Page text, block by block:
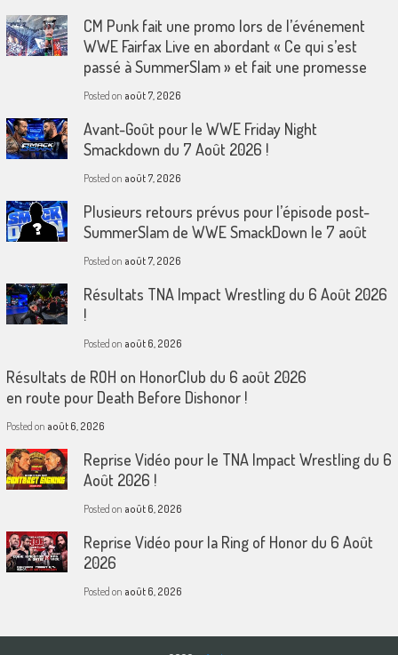
CM Punk fait une promo lors de l’événement
WWE Fairfax Live en abordant « Ce qui s’est
passé à SummerSlam » et fait une promesse
Posted on août 7, 2026
Avant-Goût pour le WWE Friday Night
Smackdown du 7 Août 2026 !
Posted on août 7, 2026
Plusieurs retours prévus pour l’épisode post-
SummerSlam de WWE SmackDown le 7 août
Posted on août 7, 2026
Résultats TNA Impact Wrestling du 6 Août 2026
!
Posted on août 6, 2026
Résultats de ROH on HonorClub du 6 août 2026
en route pour Death Before Dishonor !
Posted on août 6, 2026
Reprise Vidéo pour le TNA Impact Wrestling du 6
Août 2026 !
Posted on août 6, 2026
Reprise Vidéo pour la Ring of Honor du 6 Août
2026
Posted on août 6, 2026